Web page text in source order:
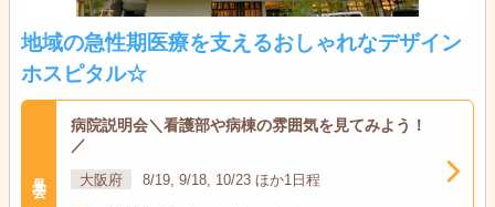
地域の急性期医療を支えるおしゃれなデザイン
ホスピタル☆
病院説明会＼看護部や病棟の雰囲気を見てみよう！
／
大阪府 8/19, 9/18, 10/23 ほか1日程